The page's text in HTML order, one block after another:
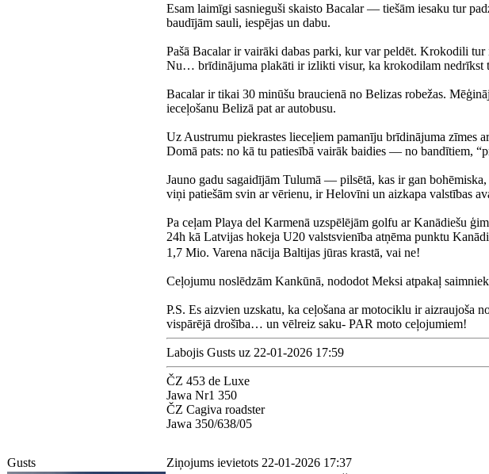
Esam laimīgi sasnieguši skaisto Bacalar — tiešām iesaku tur
baudījām sauli, iespējas un dabu.
Pašā Bacalar ir vairāki dabas parki, kur var peldēt. Krokodili
Nu… brīdinājuma plakāti ir izlikti visur, ka krokodilam nedrīkst
Bacalar ir tikai 30 minūšu braucienā no Belizas robežas.
ieceļošanu Belizā pat ar autobusu.
Uz Austrumu piekrastes lieceļiem pamanīju brīdinājuma
Domā pats: no kā tu patiesībā vairāk baidies — no bandītiem,
Jauno gadu sagaidījām Tulumā — pilsētā, kas ir gan
viņi patiešām svin ar vērienu, ir Helovīni un aizkapa valstības
Pa ceļam Playa del Karmenā uzspēlējām golfu ar Kanādiešu
24h kā Latvijas hokeja U20 valstsvienība atņēma punktu
1,7 Mio. Varena nācija Baltijas jūras krastā, vai ne!
Ceļojumu noslēdzām Kankūnā, nododot Meksi atpakaļ
P.S. Es aizvien uzskatu, ka ceļošana ar motociklu ir aizraujoša
vispārējā drošība… un vēlreiz saku- PAR moto ceļojumiem!
Labojis Gusts uz 22-01-2026 17:59
ČZ 453 de Luxe
Jawa Nr1 350
ČZ Cagiva roadster
Jawa 350/638/05
Gusts
Ziņojums ievietots 22-01-2026 17:37